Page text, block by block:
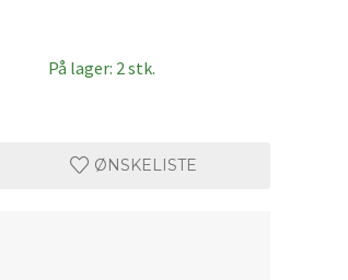
På lager: 2 stk.
ØNSKELISTE